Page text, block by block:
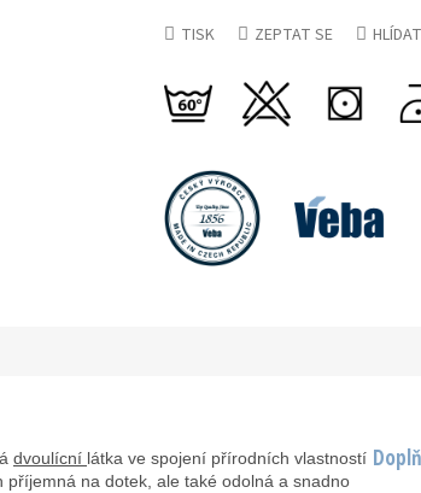
TISK ZEPTAT SE HLÍDAT
dvoulícní látka ve spojení přírodních vlastností
na dotek, ale také odolná a snadno